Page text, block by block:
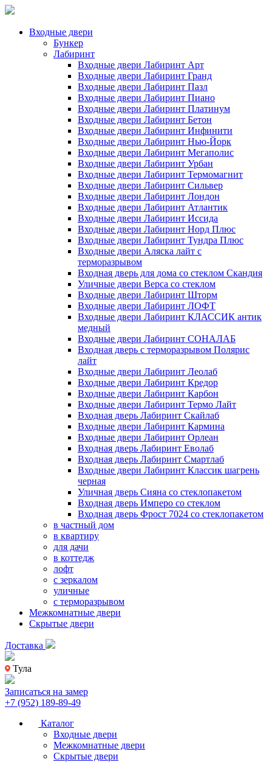
Входные двери
Бункер
Лабиринт
Входные двери Лабиринт Арт
Входные двери Лабиринт Гранд
Входные двери Лабиринт Пазл
Входные двери Лабиринт Пиано
Входные двери Лабиринт Платинум
Входные двери Лабиринт Бетон
Входные двери Лабиринт Инфинити
Входные двери Лабиринт Нью-Йорк
Входные двери Лабиринт Мегаполис
Входные двери Лабиринт Урбан
Входные двери Лабиринт Термомагнит
Входные двери Лабиринт Сильвер
Входные двери Лабиринт Лондон
Входные двери Лабиринт Атлантик
Входные двери Лабиринт Иссида
Входные двери Лабиринт Норд Плюс
Входные двери Лабиринт Тундра Плюс
Входные двери Аляска лайт с
терморазрывом
Входная дверь для дома со стеклом Скандия
Уличные двери Верса со стеклом
Входные двери Лабиринт Шторм
Входные двери Лабиринт ЛОФТ
Входные двери Лабиринт КЛАССИК антик
медный
Входные двери Лабиринт СОНАЛАБ
Входная дверь с терморазрывом Полярис
лайт
Входные двери Лабиринт Леолаб
Входные двери Лабиринт Кредор
Входные двери Лабиринт Карбон
Входные двери Лабиринт Термо Лайт
Входная дверь Лабиринт Скайлаб
Входные двери Лабиринт Кармина
Входные двери Лабиринт Орлеан
Входная дверь Лабиринт Еволаб
Входная дверь Лабиринт Смартлаб
Входные двери Лабиринт Классик шагрень
черная
Уличная дверь Сияна со стеклопакетом
Входная дверь Имперо со стеклом
Входная дверь Фрост 7024 со стеклопакетом
в частный дом
в квартиру
для дачи
в коттедж
лофт
с зеркалом
уличные
с терморазрывом
Межкомнатные двери
Скрытые двери
Доставка
Тула
Записаться на замер
+7 (952) 189-89-49
Каталог
Входные двери
Межкомнатные двери
Скрытые двери